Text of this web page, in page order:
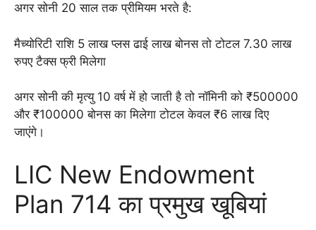
अगर सोनी 20 साल तक प्रीमियम भरते है:
मैच्योरिटी राशि 5 लाख प्लस ढाई लाख बोनस तो टोटल 7.30 लाख
रुपए टैक्स फ्री मिलेगा
अगर सोनी की मृत्यु 10 वर्ष में हो जाती है तो नॉमिनी को ₹500000
और ₹100000 बोनस का मिलेगा टोटल केवल ₹6 लाख दिए
जाएंगे।
LIC New Endowment
Plan 714 का प्रमुख खूबियां